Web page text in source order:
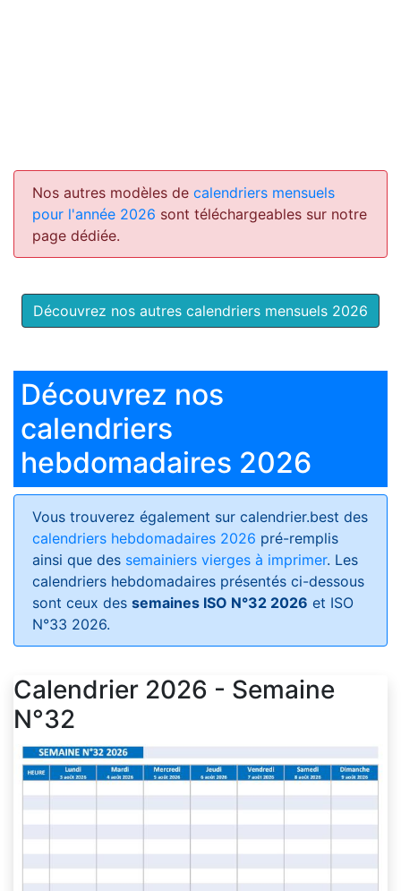
Nos autres modèles de calendriers mensuels
pour l'année 2026 sont téléchargeables sur notre
page dédiée.
Découvrez nos autres calendriers mensuels 2026
Découvrez nos
calendriers
hebdomadaires 2026
Vous trouverez également sur calendrier.best des
calendriers hebdomadaires 2026 pré-remplis
ainsi que des semainiers vierges à imprimer. Les
calendriers hebdomadaires présentés ci-dessous
sont ceux des semaines ISO N°32 2026 et ISO
N°33 2026.
Calendrier 2026 - Semaine
N°32